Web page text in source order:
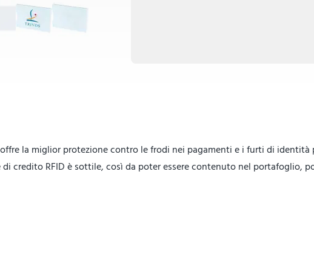
la miglior protezione contro le frodi nei pagamenti e i furti di identità
credito RFID è sottile, così da poter essere contenuto nel portafoglio,